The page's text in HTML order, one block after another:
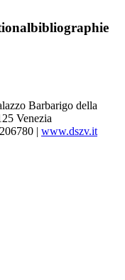
Barbarigo della
Venezia
| www.dszv.it